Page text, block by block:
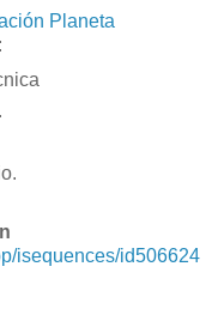
Planeta
isequences/id506624